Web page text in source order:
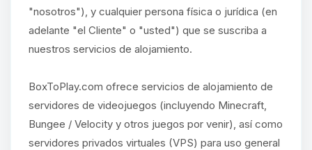
"nosotros"), y cualquier persona física o jurídica (en
adelante "el Cliente" o "usted") que se suscriba a
nuestros servicios de alojamiento.
BoxToPlay.com ofrece servicios de alojamiento de
servidores de videojuegos (incluyendo Minecraft,
Bungee / Velocity y otros juegos por venir), así como
servidores privados virtuales (VPS) para uso general